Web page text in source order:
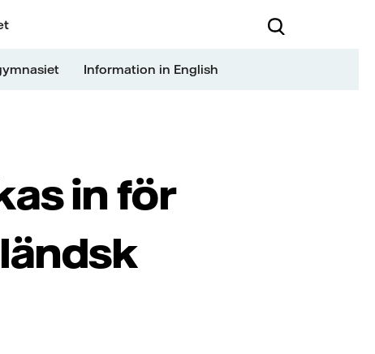
Information in English
in för